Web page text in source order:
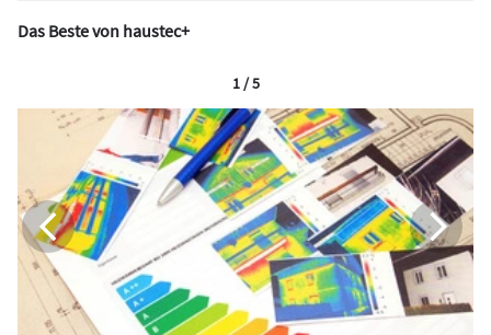
Das Beste von haustec+
1 / 5